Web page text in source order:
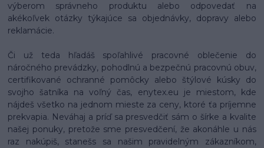
výberom správneho produktu alebo odpovedať na
akékoľvek otázky týkajúce sa objednávky, dopravy alebo
reklamácie.
Či už teda hľadáš spoľahlivé pracovné oblečenie do
náročného prevádzky, pohodlnú a bezpečnú pracovnú obuv,
certifikované ochranné pomôcky alebo štýlové kúsky do
svojho šatníka na voľný čas, enytex.eu je miestom, kde
nájdeš všetko na jednom mieste za ceny, ktoré ťa príjemne
prekvapia. Neváhaj a príď sa presvedčiť sám o šírke a kvalite
našej ponuky, pretože sme presvedčení, že akonáhle u nás
raz nakúpiš, stanešs sa našim pravidelným zákazníkom,